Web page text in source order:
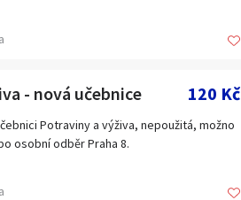
- nová učebnice 120 Kč
Potraviny a výživa, nepoužitá, možno
osobní odběr Praha 8.